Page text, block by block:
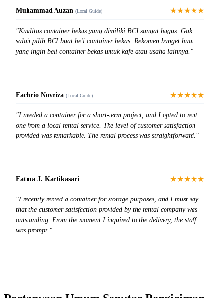
Muhammad Auzan (Local Guide) ★★★★★
"Kualitas container bekas yang dimiliki BCI sangat bagus. Gak
salah pilih BCI buat beli container bekas. Rekomen banget buat
yang ingin beli container bekas untuk kafe atau usaha lainnya."
Fachrio Novriza (Local Guide) ★★★★★
"I needed a container for a short-term project, and I opted to rent
one from a local rental service. The level of customer satisfaction
provided was remarkable. The rental process was straightforward."
Fatma J. Kartikasari ★★★★★
"I recently rented a container for storage purposes, and I must say
that the customer satisfaction provided by the rental company was
outstanding. From the moment I inquired to the delivery, the staff
was prompt."